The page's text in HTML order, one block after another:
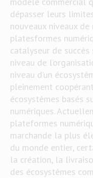
dépasser leurs
nouveaux niveaux
platesformes
catalyseur de
niveau de
niveau d’un
pleinement
écosystèmes basés
numériques.
plateformes
marchande la plus
du monde entier,
la création, la
des écosystèmes